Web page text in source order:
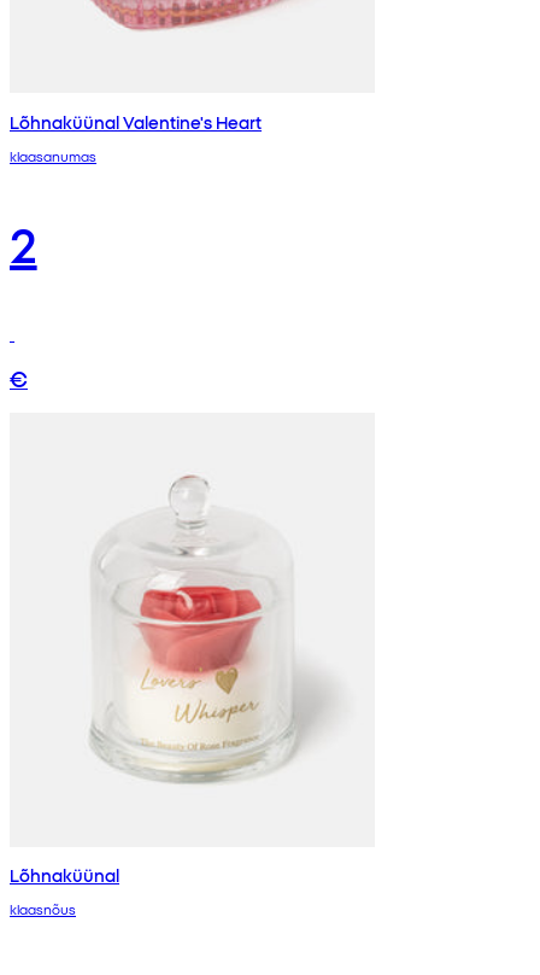
Lõhnaküünal Valentine's Heart
klaasanumas
2
€
Lõhnaküünal
klaasnõus